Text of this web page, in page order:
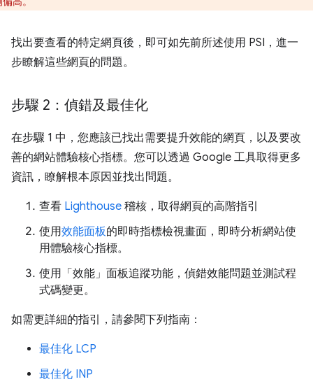
找出要查看的特定網頁後，即可如先前所述使用 PSI，進一
步瞭解這些網頁的問題。
步驟 2：偵錯及最佳化
在步驟 1 中，您應該已找出需要提升效能的網頁，以及要改
善的網站體驗核心指標。您可以透過 Google 工具取得更多
資訊，瞭解根本原因並找出問題。
查看 Lighthouse 稽核，取得網頁的高階指引
使用效能面板的即時指標檢視畫面，即時分析網站使
用體驗核心指標。
使用「效能」面板追蹤功能，偵錯效能問題並測試程
式碼變更。
如需更詳細的指引，請參閱下列指南：
最佳化 LCP
最佳化 INP